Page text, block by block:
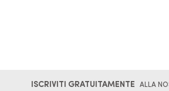
ISCRIVITI GRATUITAMENTE ALLA